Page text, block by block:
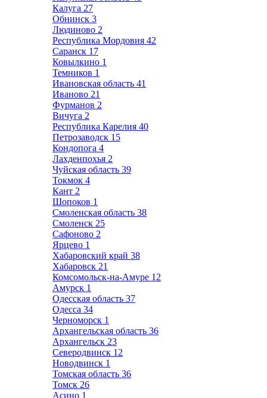
Калуга 27
Обнинск 3
Людиново 2
Республика Мордовия 42
Саранск 17
Ковылкино 1
Темников 1
Ивановская область 41
Иваново 21
Фурманов 2
Вичуга 2
Республика Карелия 40
Петрозаводск 15
Кондопога 4
Лахденпохья 2
Чуйская область 39
Токмок 4
Кант 2
Шопоков 1
Смоленская область 38
Смоленск 25
Сафоново 2
Ярцево 1
Хабаровский край 38
Хабаровск 21
Комсомольск-на-Амуре 12
Амурск 1
Одесская область 37
Одесса 34
Черноморск 1
Архангельская область 36
Архангельск 23
Северодвинск 12
Новодвинск 1
Томская область 36
Томск 26
Асино 1